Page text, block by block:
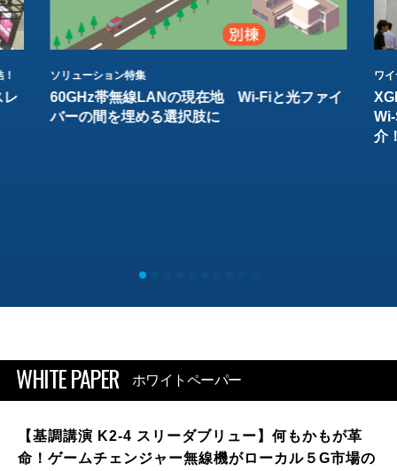
レ
ソリューション特集
60GHz帯無線LANの現在地 Wi-Fiと光ファイ
バーの間を埋める選択肢に
ワ
介
WHITE PAPER ホワイトペーパー
【基調講演 K2-4 スリーダブリュー】何もかもが革
命！ゲームチェンジャー無線機がローカル５G市場の